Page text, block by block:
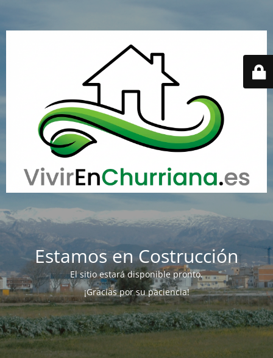
Estamos en Costrucción
El sitio estará disponible pronto.
¡Gracias por su paciencia!